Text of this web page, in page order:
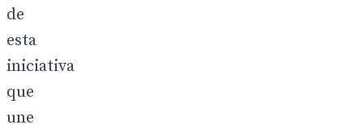
de
esta
iniciativa
que
une